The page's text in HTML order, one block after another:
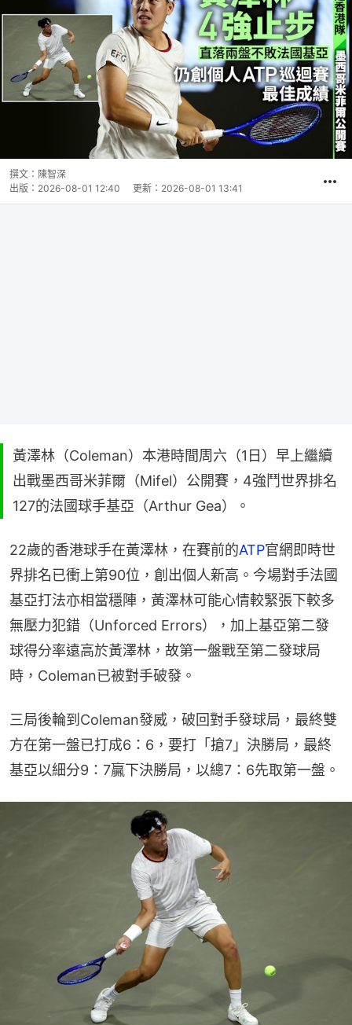
撰文： 陳智深
出版： 2026-08-01 12:40 更新： 2026-08-01 13:41
黃澤林（Coleman）本港時間周六（1日）早上繼續
出戰墨西哥米菲爾（Mifel）公開賽，4強鬥世界排名
127的法國球手基亞（Arthur Gea）。
22歲的香港球手在黃澤林，在賽前的ATP官網即時世
界排名已衝上第90位，創出個人新高。今場對手法國
基亞打法亦相當穩陣，黃澤林可能心情較緊張下較多
無壓力犯錯（Unforced Errors），加上基亞第二發
球得分率遠高於黃澤林，故第一盤戰至第二發球局
時，Coleman已被對手破發。
三局後輪到Coleman發威，破回對手發球局，最終雙
方在第一盤已打成6：6，要打「搶7」決勝局，最終
基亞以細分9：7贏下決勝局，以總7：6先取第一盤。